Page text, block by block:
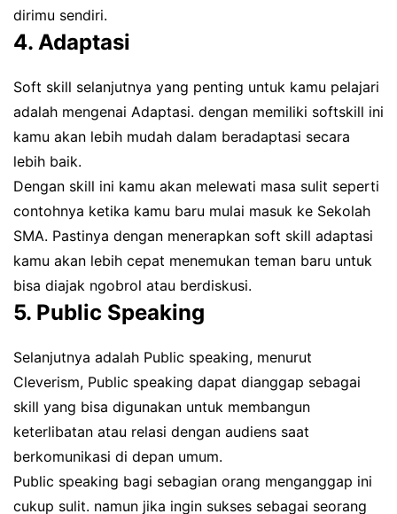
dirimu sendiri.
4. Adaptasi
Soft skill selanjutnya yang penting untuk kamu pelajari
adalah mengenai Adaptasi. dengan memiliki softskill ini
kamu akan lebih mudah dalam beradaptasi secara
lebih baik.
Dengan skill ini kamu akan melewati masa sulit seperti
contohnya ketika kamu baru mulai masuk ke Sekolah
SMA. Pastinya dengan menerapkan soft skill adaptasi
kamu akan lebih cepat menemukan teman baru untuk
bisa diajak ngobrol atau berdiskusi.
5. Public Speaking
Selanjutnya adalah Public speaking, menurut
Cleverism, Public speaking dapat dianggap sebagai
skill yang bisa digunakan untuk membangun
keterlibatan atau relasi dengan audiens saat
berkomunikasi di depan umum.
Public speaking bagi sebagian orang menganggap ini
cukup sulit. namun jika ingin sukses sebagai seorang